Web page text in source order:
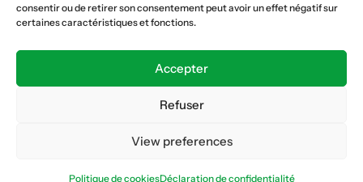
consentir ou de retirer son consentement peut avoir un effet négatif sur
certaines caractéristiques et fonctions.
Accepter
Refuser
View preferences
Politique de cookiesDéclaration de confidentialité
Nous suivre
Formation continue
Caisse AVS 66.1